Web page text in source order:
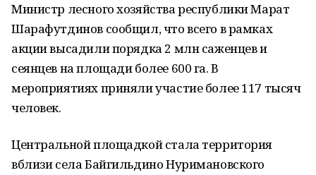
Министр лесного хозяйства республики Марат
Шарафутдинов сообщил, что всего в рамках
акции высадили порядка 2 млн саженцев и
сеянцев на площади более 600 га. В
мероприятиях приняли участие более 117 тысяч
человек.
Центральной площадкой стала территория
вблизи села Байгильдино Нуримановского